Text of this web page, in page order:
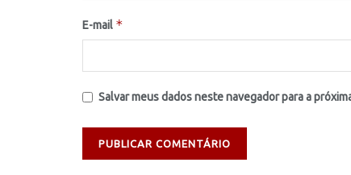
E-mail *
Salvar meus dados neste navegador para a